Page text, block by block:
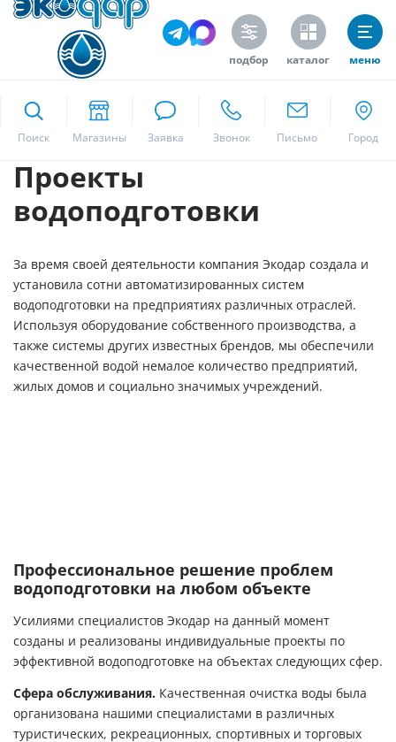
подбор каталог меню
Поиск
Проекты
водоподготовки
За время своей деятельности компания Экодар создала и
установила сотни автоматизированных систем
водоподготовки на предприятиях различных отраслей.
Используя оборудование собственного производства, а
также системы других известных брендов, мы обеспечили
качественной водой немалое количество предприятий,
жилых домов и социально значимых учреждений.
Профессиональное решение проблем
водоподготовки на любом объекте
Усилиями специалистов Экодар на данный момент
созданы и реализованы индивидуальные проекты по
эффективной водоподготовке на объектах следующих сфер.
Сфера обслуживания. Качественная очистка воды была
организована нашими специалистами в различных
туристических, рекреационных, спортивных и торговых